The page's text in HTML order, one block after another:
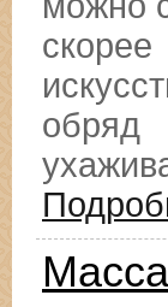
скорее
обряд